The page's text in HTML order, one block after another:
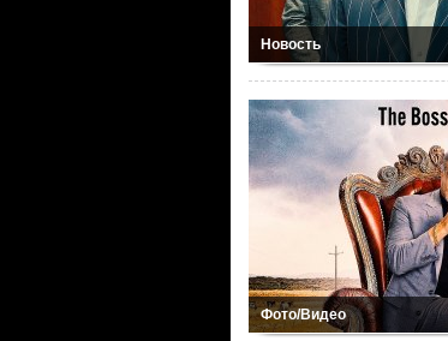
Новость
Фото/Видео